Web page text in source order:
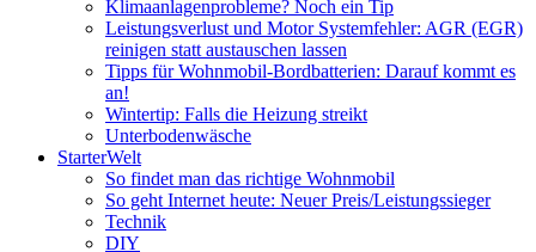
Klimaanlagenprobleme? Noch ein Tip
Leistungsverlust und Motor Systemfehler: AGR (EGR)
reinigen statt austauschen lassen
Tipps für Wohnmobil-Bordbatterien: Darauf kommt es
an!
Wintertip: Falls die Heizung streikt
Unterbodenwäsche
StarterWelt
So findet man das richtige Wohnmobil
So geht Internet heute: Neuer Preis/Leistungssieger
Technik
DIY